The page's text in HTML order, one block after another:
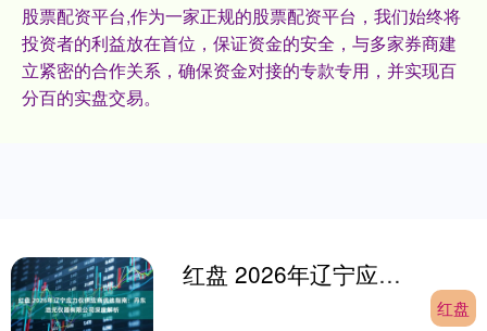
股票配资平台,作为一家正规的股票配资平台，我们始终将
投资者的利益放在首位，保证资金的安全，与多家券商建
立紧密的合作关系，确保资金对接的专款专用，并实现百
分百的实盘交易。
红盘 2026年辽宁应力仪供应商优选指南：丹东浩元仪器有限公司深度解析
红盘